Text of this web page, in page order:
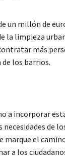
un millón de
la limpieza
más
los barrios.
a incorporar
de
el
a los